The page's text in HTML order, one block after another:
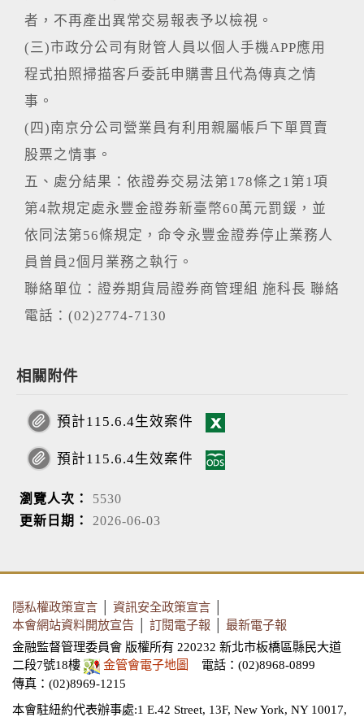
者，不再產出異常交易報表予以檢視。
(三)市政分公司有財管人員以個人手機APP應用
程式拍照掃描客戶委託申購書且代為傳真之情
事。
(四)南京分公司營業員有利用親屬帳戶下單買賣
股票之情事。
五、處分結果：依證券交易法第178條之1第1項
第4款規定處永豐金證券新臺幣60萬元罰鍰，並
依同法第56條規定，命令永豐金證券停止業務人
員曾員2個月業務之執行。
聯絡單位：證券期貨局證券商管理組 施科長 聯絡
電話：(02)2774-7130
相關附件
預計115.6.4生效案件
預計115.6.4生效案件
瀏覽人次： 5530
更新日期： 2026-06-03
隱私權政策宣言 資訊安全政策宣言
本會網站資料開放宣告
訂閱電子報
最新電子報
金融監督管理委員會 版權所有 220232 新北市板橋區縣民大道
二段7號18樓
金管會電子地圖
電話：(02)8968-0899
傳真：(02)8969-1215
本會駐紐約代表辦事處:1 E.42 Street, 13F, New York, NY 10017,